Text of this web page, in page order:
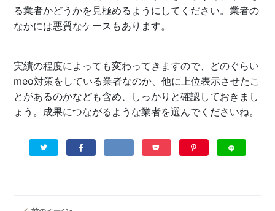
る業者かどうかを見極めるようにしてください。業者の
なかには悪質なケースもあります。
実績の程度によっても変わってきますので、どのぐらい
meo対策をしている業者なのか、他に上位表示させたこ
とがあるのかなども含め、しっかりと確認しておきまし
ょう。成果につながるような業者を選んでくださいね。